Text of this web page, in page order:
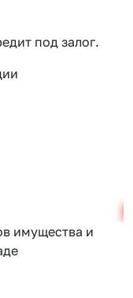
под залог.
имущества и